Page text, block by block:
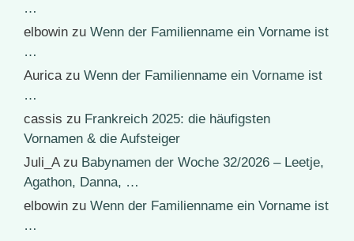
…
elbowin zu Wenn der Familienname ein Vorname ist
…
Auricazu Wenn der Familienname ein Vorname ist
…
cassis zu Frankreich 2025: die häufigsten
Vornamen & die Aufsteiger
Juli_Azu Babynamen der Woche 32/2026 – Leetje,
Agathon, Danna, …
elbowin zu Wenn der Familienname ein Vorname ist
…